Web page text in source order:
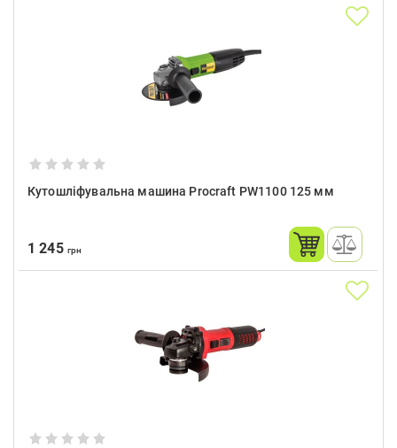
Кутошліфувальна машина Procraft PW1100 125 мм
1 245 грн